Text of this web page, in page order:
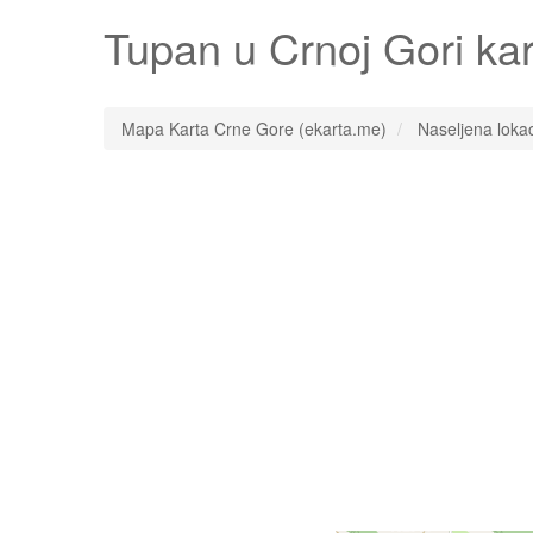
Tupan u Crnoj Gori
Mapa Karta Crne Gore (ekarta.me) Naseljena